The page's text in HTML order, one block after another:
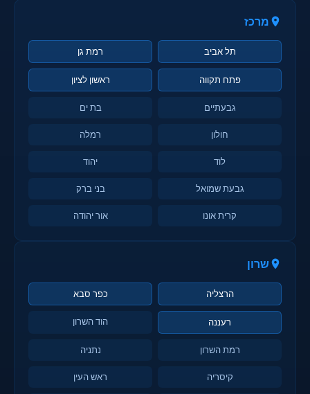
מרכז
תל אביב רמת גן
פתח תקווה ראשון לציון
גבעתיים בת ים
חולון רמלה
לוד יהוד
גבעת שמואל בני ברק
קרית אונו אור יהודה
שרון
הרצליה כפר סבא
רעננה הוד השרון
רמת השרון נתניה
קיסריה ראש העין